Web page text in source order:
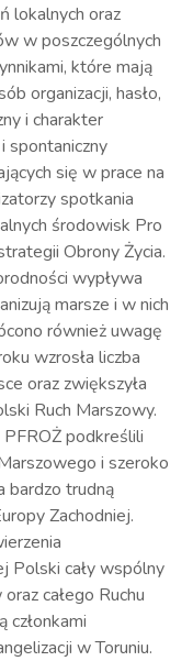
lokalnych oraz
w poszczególnych
które mają
organizacji, hasło,
i charakter
spontaniczny
się w prace na
spotkania
środowisk Pro
Obrony Życia.
wypływa
marsze i w nich
również uwagę
wzrosła liczba
oraz zwiększyła
Ruch Marszowy.
podkreślili
i szeroko
bardzo trudną
Zachodniej.
Polski cały wspólny
całego Ruchu
członkami
w Toruniu.